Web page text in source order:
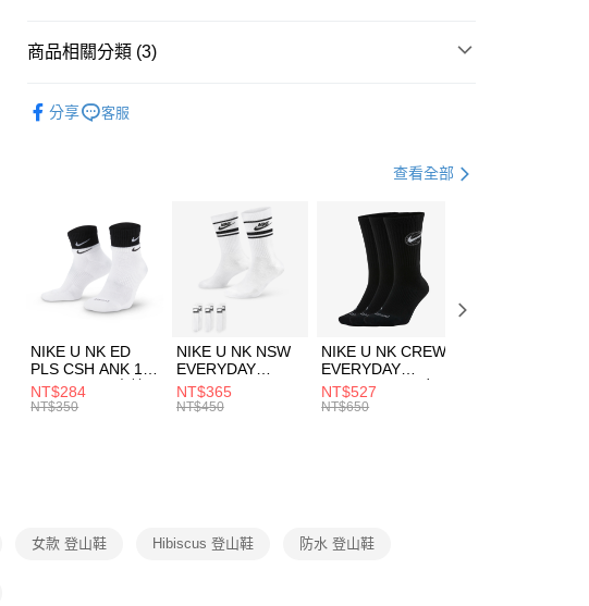
聯邦商業銀行
台新國際商業銀行
【關於「AFTEE先享後付」】
３．安心：先確認商品／服務後，再付款。
【「AFTEE先享後付」結帳流程】
１．於結帳方式選擇「AFTEE先享後付」後，將跳轉至「AFTEE先享後
付」結帳頁面，進行簡訊認證並確認金額後，即可完成結帳。
２．訂單成立數日內，您將收到繳費通知簡訊。
３．收到繳費通知簡訊後14天內，點擊此簡訊中的連結，可透過四大超商
／ATM／網路銀行／等多元方式進行付款，方視為交易完成。
※ 請注意：結帳手續完成當下不需立刻繳費，但若您需要取消訂單，請聯
絡購買商品的店家。未經商家同意取消之訂單仍視為有效，需透過AFTEE
先享後付繳納相關費用。
１．透過由恩沛科技股份有限公司提供之「AFTEE先享後付」服務完成之
交易，需依本服務之必要範圍內提供個人資料，並將交易相關給付款項請
每筆NT$100，滿NT$1,500(含以上)免運費
每筆NT$100，滿NT$1,500(含以上)免運費
付款後門市自取
每筆NT$100，滿NT$1,500(含以上)免運費
商品相關分類 (3)
分享 客服
查看全部
NIKE U NK ED
PLS CSH ANK 1P
144 DBL 男 中統
襪 DH4058104
NT$284
NT$350
NIKE U NK NSW
EVERYDAY
ESSENTIAL CR
男女 短統襪
NT$365
NT$450
NIKE U NK CREW
EVERYDAY
BBALL 3PR 男女
長統襪
NT$527
NT$650
女款 登山鞋 Hibiscus 登山鞋 防水 登山鞋